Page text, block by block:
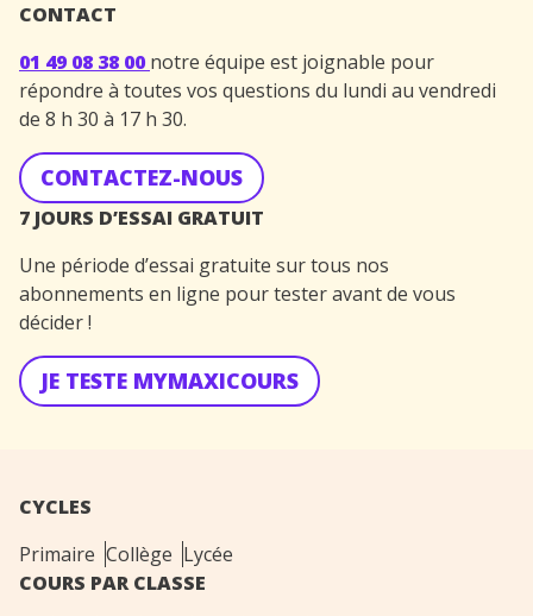
CONTACT
01 49 08 38 00 notre équipe est joignable pour
répondre à toutes vos questions du lundi au vendredi
de 8 h 30 à 17 h 30.
CONTACTEZ-NOUS
7 JOURS D’ESSAI GRATUIT
Une période d’essai gratuite sur tous nos
abonnements en ligne pour tester avant de vous
décider !
JE TESTE MYMAXICOURS
CYCLES
Primaire Collège Lycée
COURS PAR CLASSE